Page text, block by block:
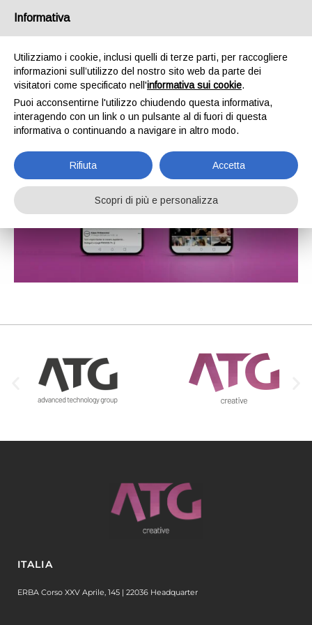
ITALIA
ERBA Corso XXV Aprile, 145 | 22036 Headquarter
Informativa
Utilizziamo i cookie, inclusi quelli di terze parti, per raccogliere
informazioni sull’utilizzo del nostro sito web da parte dei
visitatori come specificato nell'informativa sui cookie.
Puoi acconsentirne l'utilizzo chiudendo questa informativa,
interagendo con un link o un pulsante al di fuori di questa
informativa o continuando a navigare in altro modo.
Rifiuta Accetta
Scopri di più e personalizza